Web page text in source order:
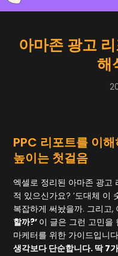
아마존 광고
해
PPC 리포트를 이
높이는 첫걸음
엑셀로 정리된 아마존 광고
적 있으신가요? ‘도대체 이
복잡하게 써놨을까. 그리고,
할까?’ 이 글은 그런 고민을
마케터를 위한 가이드입니
생각보다 단순합니다. 딱 7